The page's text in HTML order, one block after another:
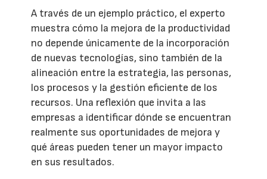
A través de un ejemplo práctico, el experto
muestra cómo la mejora de la productividad
no depende únicamente de la incorporación
de nuevas tecnologías, sino también de la
alineación entre la estrategia, las personas,
los procesos y la gestión eficiente de los
recursos. Una reflexión que invita a las
empresas a identificar dónde se encuentran
realmente sus oportunidades de mejora y
qué áreas pueden tener un mayor impacto
en sus resultados.